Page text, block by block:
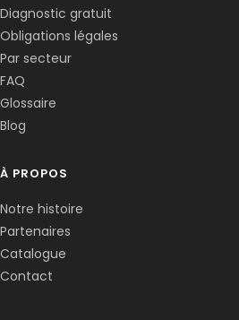
Diagnostic gratuit
Obligations légales
Par secteur
FAQ
Glossaire
Blog
À PROPOS
Notre histoire
Partenaires
Catalogue
Contact
Corentin · Easy to Change